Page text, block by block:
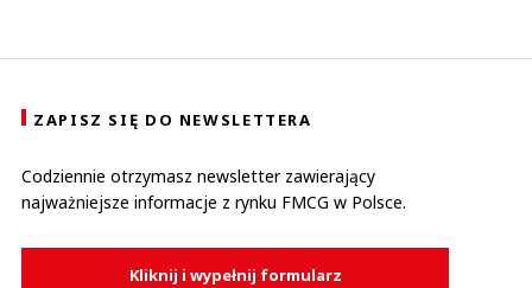
ZAPISZ SIĘ DO NEWSLETTERA
Codziennie otrzymasz newsletter zawierający
najważniejsze informacje z rynku FMCG w Polsce.
Kliknij i wypełnij formularz